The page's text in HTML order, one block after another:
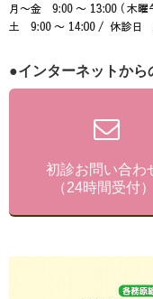
●インターネットから
初診お問い合わ
（24時間受付）